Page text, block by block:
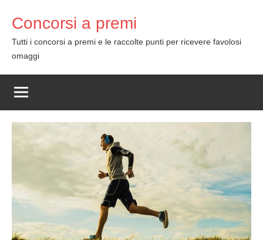
content
Concorsi a premi
Tutti i concorsi a premi e le raccolte punti per ricevere favolosi
omaggi